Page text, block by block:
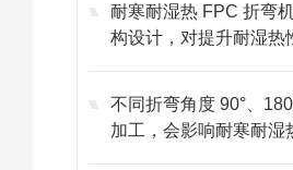
耐寒耐湿热 FPC 折弯
构设计，对提升耐湿热
不同折弯角度 90°、
加工，会影响耐寒耐湿